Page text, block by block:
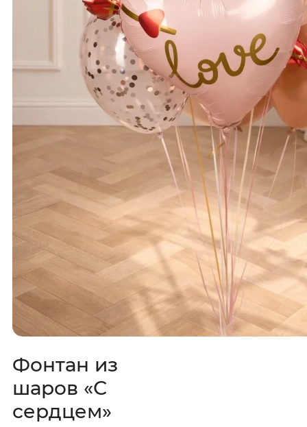
Фонтан из
шаров «С
сердцем»